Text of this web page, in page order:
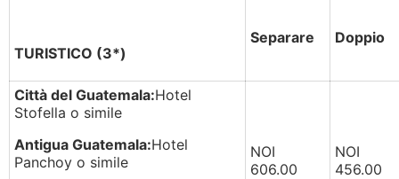
TURISTICO (3*)
Separare Doppio
Città del Guatemala:Hotel
Stofella o simile
Antigua Guatemala:Hotel
Panchoy o simile
NOI
606.00
NOI
456.00